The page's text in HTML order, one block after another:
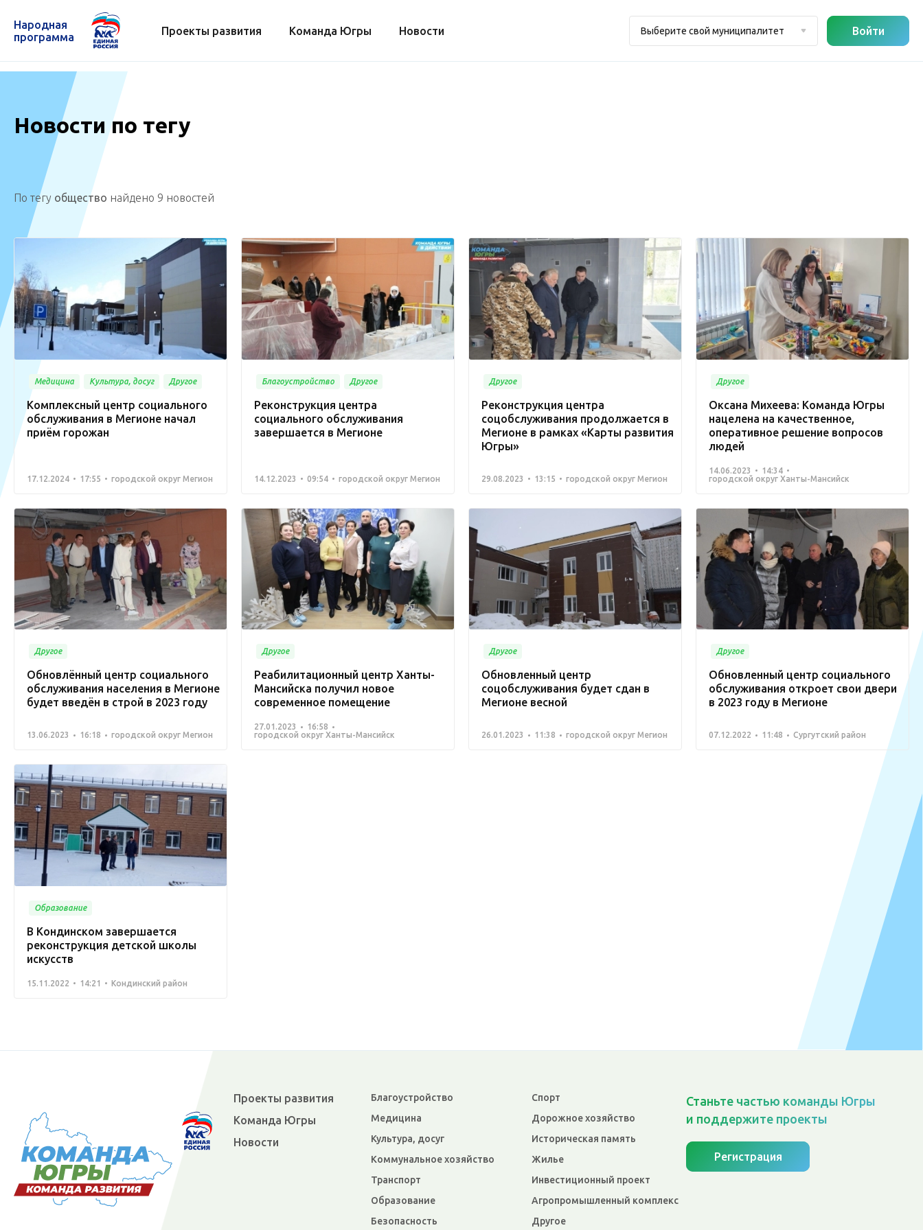
Народная
программа
Проекты развития Команда Югры Новости Выберите свой муниципалитет Войти
Новости по тегу
По тегу общество найдено 9 новостей
Медицина Культура, досуг Другое
Комплексный центр социального
обслуживания в Мегионе начал
приём горожан
17.12.2024 17:55 городской округ Мегион
Благоустройство Другое
Реконструкция центра
социального обслуживания
завершается в Мегионе
14.12.2023 09:54 городской округ Мегион
Другое
Реконструкция центра
соцобслуживания продолжается в
Мегионе в рамках «Карты развития
Югры»
29.08.2023 13:15 городской округ Мегион
Другое
Оксана Михеева: Команда Югры
нацелена на качественное,
оперативное решение вопросов
людей
14.06.2023
14:34
городской округ Ханты-Мансийск
Другое
Обновлённый центр социального
обслуживания населения в Мегионе
будет введён в строй в 2023 году
13.06.2023 16:18 городской округ Мегион
Другое
Реабилитационный центр Ханты-
Мансийска получил новое
современное помещение
27.01.2023
16:58
городской округ Ханты-Мансийск
Другое
Обновленный центр
соцобслуживания будет сдан в
Мегионе весной
26.01.2023 11:38 городской округ Мегион
Другое
Обновленный центр социального
обслуживания откроет свои двери
в 2023 году в Мегионе
07.12.2022 11:48 Сургутский район
Образование
В Кондинском завершается
реконструкция детской школы
искусств
15.11.2022 14:21 Кондинский район
Проекты развития
Команда Югры
Новости
Благоустройство
Медицина
Культура, досуг
Коммунальное хозяйство
Транспорт
Образование
Безопасность
Спорт
Дорожное хозяйство
Историческая память
Жилье
Инвестиционный проект
Агропромышленный комплекс
Другое
Станьте частью команды Югры
и поддержите проекты
Регистрация